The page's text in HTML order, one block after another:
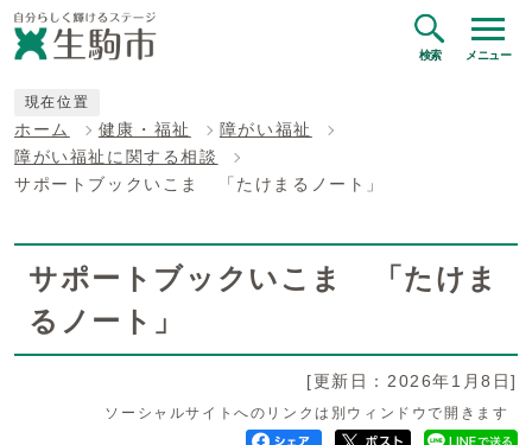
検索 メニュー
現在位置
ホーム 健康・福祉
障がい福祉
障がい福祉に関する相談
サポートブックいこま 「たけまるノート」
サポートブックいこま 「たけま
るノート」
[更新日：2026年1月8日]
ソーシャルサイトへのリンクは別ウィンドウで開きます